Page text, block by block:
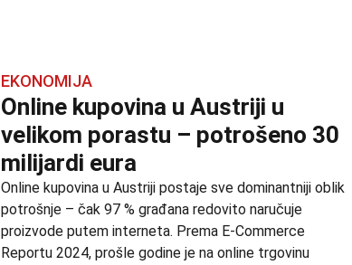
EKONOMIJA
Online kupovina u Austriji u
velikom porastu – potrošeno 30
milijardi eura
Online kupovina u Austriji postaje sve dominantniji oblik
potrošnje – čak 97 % građana redovito naručuje
proizvode putem interneta. Prema E-Commerce
Reportu 2024, prošle godine je na online trgovinu